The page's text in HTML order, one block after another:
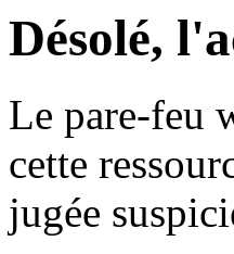
Désolé,
Le pare-feu
cette
jugée